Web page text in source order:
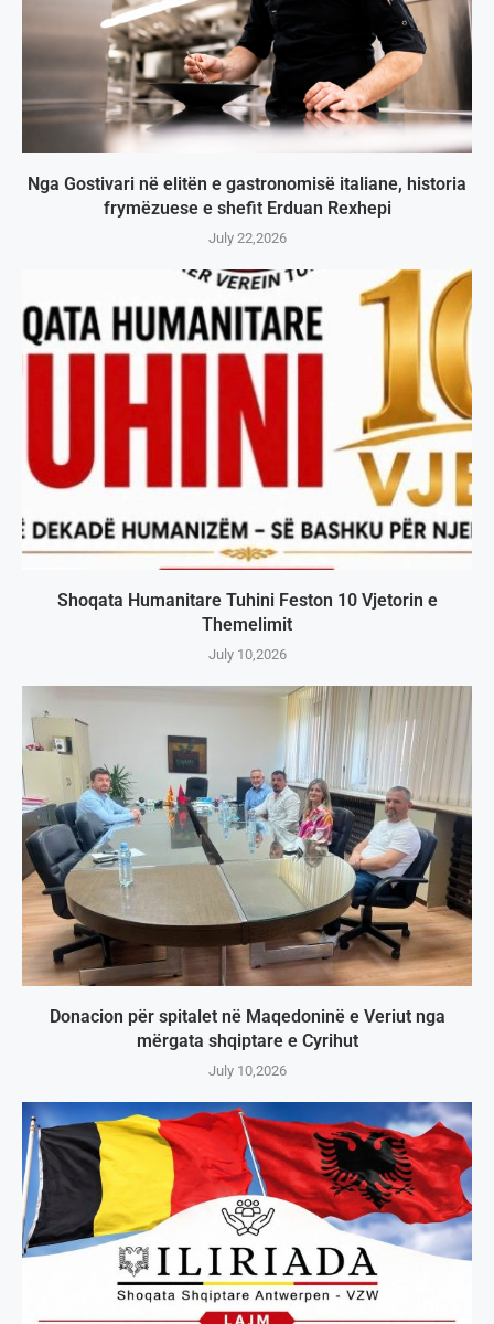
Nga Gostivari në elitën e gastronomisë italiane, historia
frymëzuese e shefit Erduan Rexhepi
July 22,2026
Shoqata Humanitare Tuhini Feston 10 Vjetorin e
Themelimit
July 10,2026
Donacion për spitalet në Maqedoninë e Veriut nga
mërgata shqiptare e Cyrihut
July 10,2026